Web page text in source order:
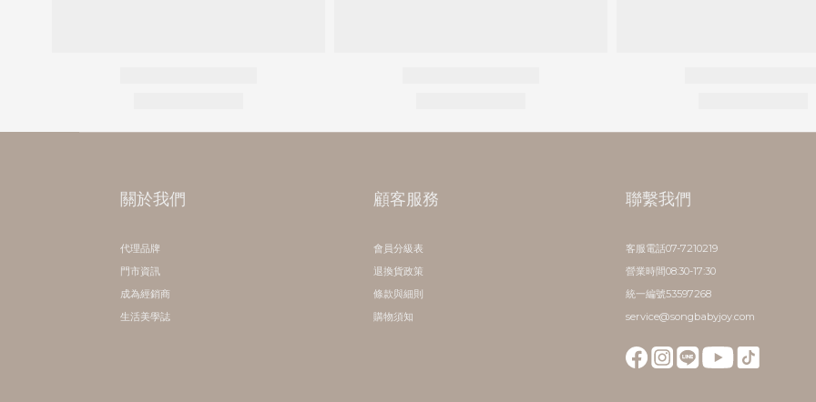
關於我們
代理品牌
門市資訊
成為經銷商
生活美學誌
顧客服務
會員分級表
退換貨政策
條款與細則
購物須知
聯繫我們
客服電話07-7210219
營業時間08:30-17:30
統一編號53597268
service@songbabyjoy.com